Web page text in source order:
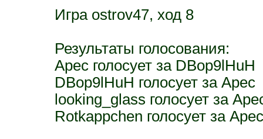
Игра ostrov47, ход 8
Результаты голосования:
Apec голосует за DBop9lHuH
DBop9lHuH голосует за Apec
looking_glass голосует за
Rotkappchen голосует за Apec